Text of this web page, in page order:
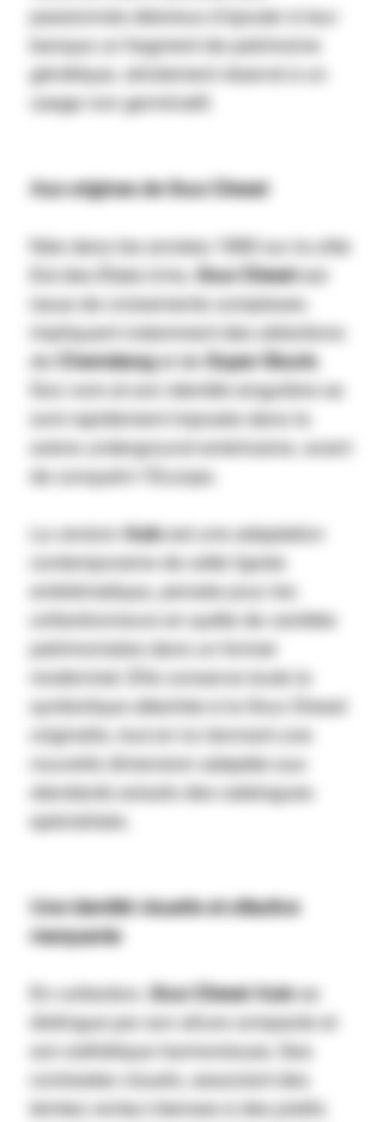
passionnés désireux d’ajouter à leur
banque un fragment de patrimoine
génétique, strictement réservé à un
usage non germinatif.
Aux origines de Sour Diesel
Née dans les années 1990 sur la côte
Est des États-Unis,
Sour Dieselest
issue de croisements complexes
impliquant notamment des sélections
de
Chemdawget de Super Skunk
Son nom et son identité singulière se
sont rapidement imposés dans la
scène underground américaine, avant
de conquérir l’Europe.
La version Autoest une adaptation
contemporaine de cette lignée
emblématique, pensée pour les
collectionneurs en quête de variétés
patrimoniales dans un format
modernisé. Elle conserve toute la
symbolique attachée à la Sour Diesel
originelle, tout en lui donnant une
nouvelle dimension adaptée aux
standards actuels des catalogues
spécialisés.
Une identité visuelle et olfactive
marquante
En collection, Sour Diesel Autose
distingue par son allure compacte et
son esthétique harmonieuse. Ses
contrastes visuels, associant des
teintes vertes intenses à des pistils